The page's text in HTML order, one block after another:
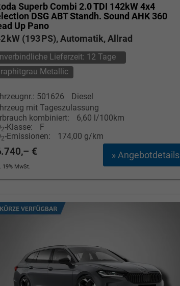
Superb Combi 2.0 TDI 142kW 4x4
DSG ABT Standh. Sound AHK 360
Up Pano
kW (193 PS), Automatik, Allrad
Lieferzeit: 12 Tage
Metallic
501626
Diesel
mit Tageszulassung
kombiniert:
6,60 l/100km
2-Klasse:
F
2-Emissionen: 174,00 g/km
» Angebotdetails
€
19% MwSt.